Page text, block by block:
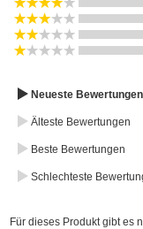
Neueste Bewertungen
Älteste Bewertungen
Beste Bewertungen
Schlechteste
Für dieses Produkt gibt es